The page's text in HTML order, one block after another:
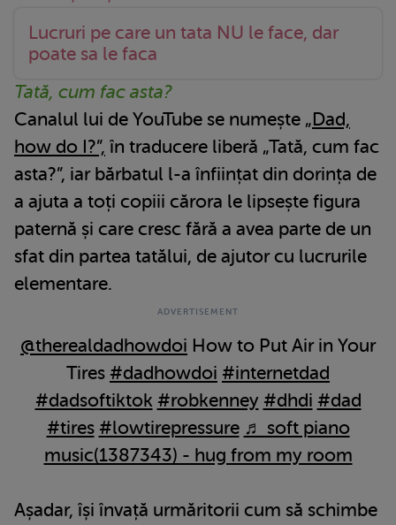
Lucruri pe care un tata NU le face, dar
poate sa le faca
Tată, cum fac asta?
Canalul lui de YouTube se numește „Dad,
how do I?”, în traducere liberă „Tată, cum fac
asta?”, iar bărbatul l-a înființat din dorința de
a ajuta a toți copiii cărora le lipsește figura
paternă și care cresc fără a avea parte de un
sfat din partea tatălui, de ajutor cu lucrurile
elementare.
@therealdadhowdoi How to Put Air in Your
Tires #dadhowdoi #internetdad
#dadsoftiktok #robkenney #dhdi #dad
#tires #lowtirepressure ♬ soft piano
music(1387343) - hug from my room
Așadar, își învață urmăritorii cum să schimbe